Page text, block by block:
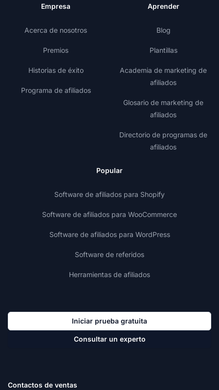
Empresa
Acerca de nosotros
Premios
Historias de éxito
Programa de afiliados
Aprender
Blog
Plantillas
Academia de marketing de
afiliados
Glosario de marketing de
afiliados
Directorio de programas de
afiliados
Popular
Software de afiliados para Shopify
Software de afiliados para WooCommerce
Software de afiliados para WordPress
Software de referidos
Herramientas de afiliados
Iniciar prueba gratuita
Consultar un experto
Contactos de ventas